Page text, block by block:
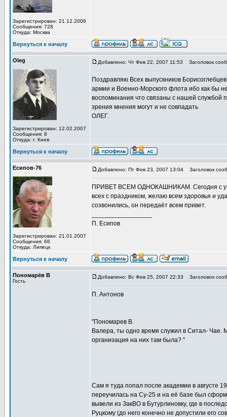
Зарегистрирован: 21.12.2006
Сообщения: 728
Откуда: Москва
Вернуться к началу
Oleg
Зарегистрирован: 12.02.2007
Сообщения: 8
Откуда: г. Киев
Добавлено: Чт Фев 22, 2007 11:53 Заголовок
Поздравляю Всех выпускников
армии и Военно-Морского флота ибо как бы
воспоминания что связаны с нашей службой
зрения мнения могут и не совпадать
ОЛЕГ.
Вернуться к началу
Есипов-76
Зарегистрирован: 21.01.2007
Сообщения: 66
Откуда: Липецк
Добавлено: Пт Фев 23, 2007 13:04 Заголовок
ПРИВЕТ ВСЕМ ОДНОКАШНИКАМ. Сегодня с
всех с праздником, желаю всем здоровья и
созвонились, он передаёт всем привет.
П. Есипов
Вернуться к началу
Пономарёв В
Гость
Добавлено: Вс Фев 25, 2007 22:33 Заголовок
П. Антонов
"Пономарев В.
Валера, ты одно время служил в Ситал- Чае.
организация на них там была? "
Сам я туда попал после академии в августе
переучилась на Су-25 и на её базе был
вывели из ЗакВО в Бутурлиновку, где в
Руцкому (до него конечно не допустили его